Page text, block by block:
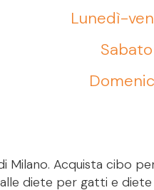
Lunedì-
Milano. Acquista cibo
diete per gatti e